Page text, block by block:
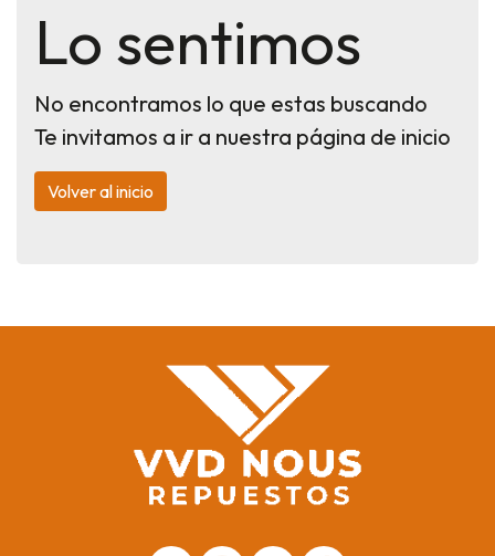
Lo sentimos
No encontramos lo que estas buscando
Te invitamos a ir a nuestra página de inicio
Volver al inicio